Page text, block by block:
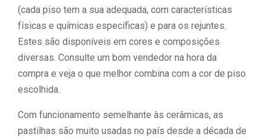
(cada piso tem a sua adequada, com características
físicas e químicas específicas) e para os rejuntes.
Estes são disponíveis em cores e composições
diversas. Consulte um bom vendedor na hora da
compra e veja o que melhor combina com a cor de piso
escolhida.
Com funcionamento semelhante às cerâmicas, as
pastilhas são muito usadas no país desde a década de